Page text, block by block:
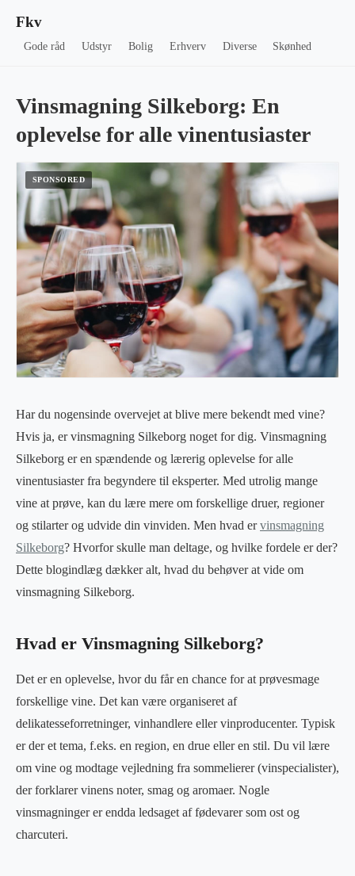
Fkv
Gode råd Udstyr Bolig Erhverv Diverse Skønhed
Vinsmagning Silkeborg: En
oplevelse for alle vinentusiaster
Har du nogensinde overvejet at blive mere bekendt med vine?
Hvis ja, er vinsmagning Silkeborg noget for dig. Vinsmagning
Silkeborg er en spændende og lærerig oplevelse for alle
vinentusiaster fra begyndere til eksperter. Med utrolig mange
vine at prøve, kan du lære mere om forskellige druer, regioner
og stilarter og udvide din vinviden. Men hvad ervinsmagning
Silkeborg? Hvorfor skulle man deltage, og hvilke fordele er der?
Dette blogindlæg dækker alt, hvad du behøver at vide om
vinsmagning Silkeborg.
Hvad er Vinsmagning Silkeborg?
Det er en oplevelse, hvor du får en chance for at prøvesmage
forskellige vine. Det kan være organiseret af
delikatesseforretninger, vinhandlere eller vinproducenter. Typisk
er der et tema, f.eks. en region, en drue eller en stil. Du vil lære
om vine og modtage vejledning fra sommelierer (vinspecialister),
der forklarer vinens noter, smag og aromaer. Nogle
vinsmagninger er endda ledsaget af fødevarer som ost og
charcuteri.